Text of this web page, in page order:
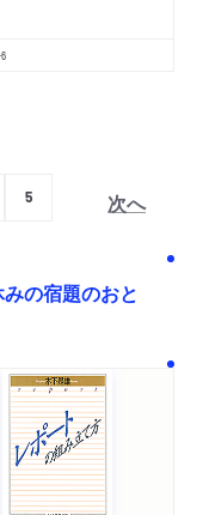
5 次へ
の宿題のおと